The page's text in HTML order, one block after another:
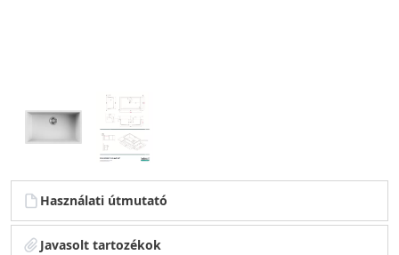
Használati útmutató
Javasolt tartozékok